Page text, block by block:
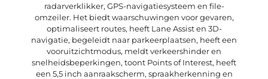
radarverklikker, GPS-navigatiesysteem en file-
omzeiler. Het biedt waarschuwingen voor gevaren,
optimaliseert routes, heeft Lane Assist en 3D-
navigatie, begeleidt naar parkeerplaatsen, heeft een
vooruitzichtmodus, meldt verkeershinder en
snelheidsbeperkingen, toont Points of Interest, heeft
een 5,5 inch aanraakscherm, spraakherkenning en